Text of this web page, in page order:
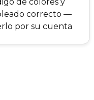
correcto —
por su cuenta